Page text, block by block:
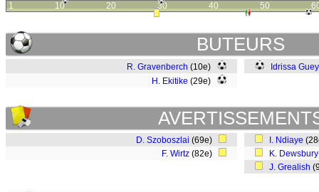
1 10 20 30 40 50
BUTEURS
R. Gravenberch (10e)
H. Ekitike (29e)
Idrissa
D. Szoboszlai (69e)
F. Wirtz (82e)
I. Ndiaye
K.
J. Grealish